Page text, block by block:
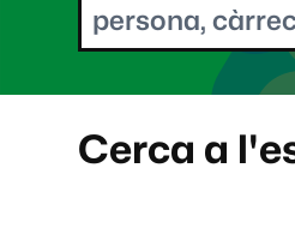
Cerca a